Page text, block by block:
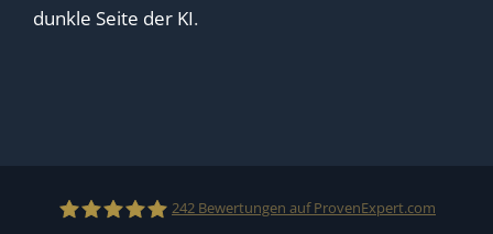
dunkle Seite der KI.
242 Bewertungen auf ProvenExpert.com